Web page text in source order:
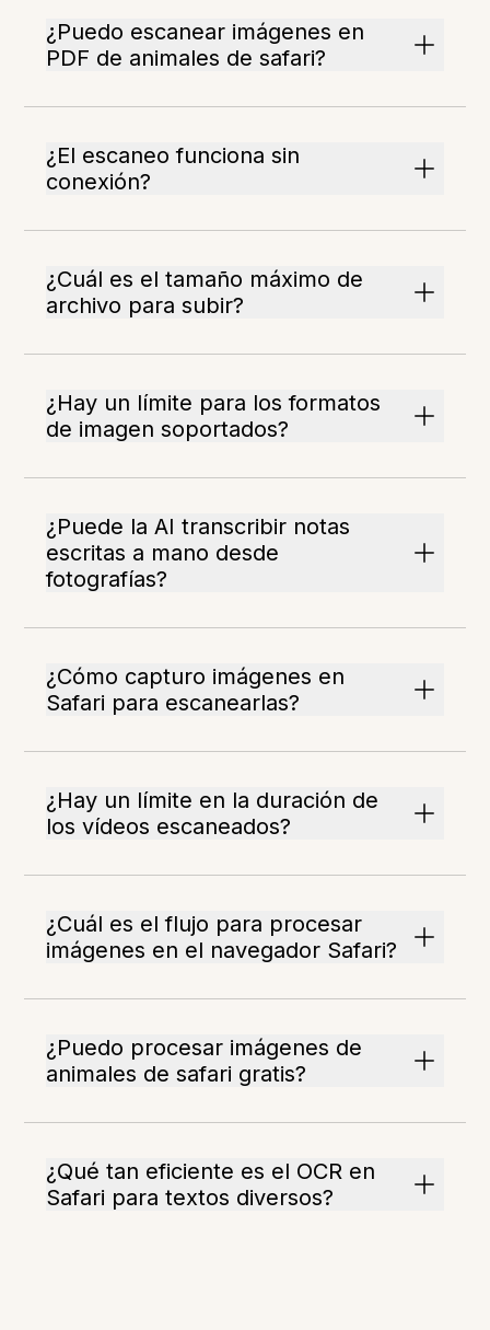
¿Puedo escanear imágenes en
PDF de animales de safari?
¿El escaneo funciona sin
conexión?
¿Cuál es el tamaño máximo de
archivo para subir?
¿Hay un límite para los formatos
de imagen soportados?
¿Puede la AI transcribir notas
escritas a mano desde
fotografías?
¿Cómo capturo imágenes en
Safari para escanearlas?
¿Hay un límite en la duración de
los vídeos escaneados?
¿Cuál es el flujo para procesar
imágenes en el navegador Safari?
¿Puedo procesar imágenes de
animales de safari gratis?
¿Qué tan eficiente es el OCR en
Safari para textos diversos?